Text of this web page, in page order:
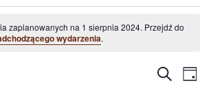
zaplanowanych na 1 sierpnia 2024. Przejdź do
wydarzenia.
Szukaj Dzień